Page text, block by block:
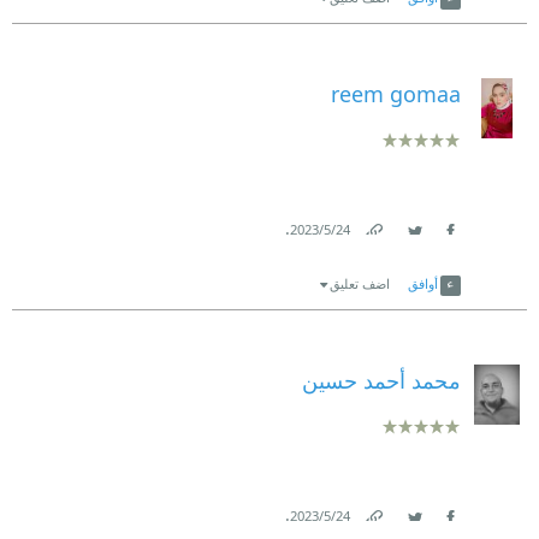
reem gomaa
24‏/5‏/2023
.
أوافق اضف تعليق
محمد أحمد حسين
24‏/5‏/2023
.